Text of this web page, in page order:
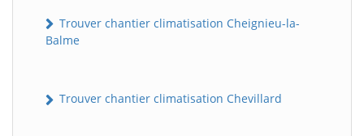
Trouver chantier climatisation Cheignieu-la-
Balme
Trouver chantier climatisation Chevillard